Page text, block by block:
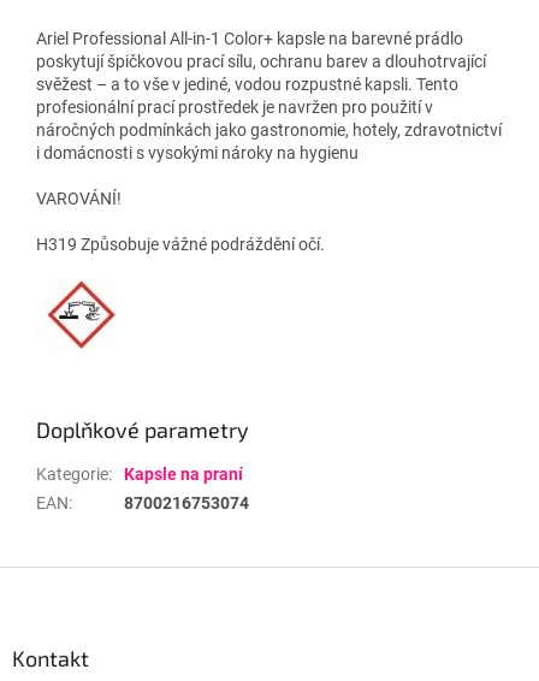
Ariel Professional All-in-1 Color+ kapsle na barevné prádlo
poskytují špičkovou prací sílu, ochranu barev a dlouhotrvající
svěžest – a to vše v jediné, vodou rozpustné kapsli. Tento
profesionální prací prostředek je navržen pro použití v
náročných podmínkách jako gastronomie, hotely, zdravotnictví
i domácnosti s vysokými nároky na hygienu
VAROVÁNÍ!
H319 Způsobuje vážné podráždění očí.
Doplňkové parametry
Kategorie:
Kapsle na praní
EAN: 8700216753074
Kontakt